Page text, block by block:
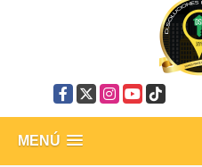
Facebook
X Instagram
YouTube
TikTok
MENÚ